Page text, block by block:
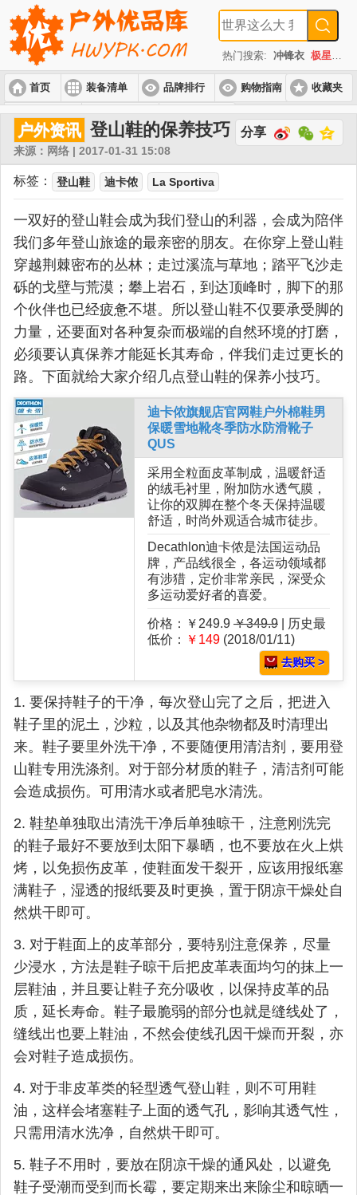
热门搜索: 冲锋衣 极星
首页 装备清单 品牌排行 购物指南
入门套装 进阶套装 高端套装
收藏夹
户外资讯 登山鞋的保养技巧 分享
来源：网络 | 2017-01-31 15:08
标签： 登山鞋 迪卡侬 La Sportiva
一双好的登山鞋会成为我们登山的利器，会成为陪伴
我们多年登山旅途的最亲密的朋友。在你穿上登山鞋
穿越荆棘密布的丛林；走过溪流与草地；踏平飞沙走
砾的戈壁与荒漠；攀上岩石，到达顶峰时，脚下的那
个伙伴也已经疲惫不堪。所以登山鞋不仅要承受脚的
力量，还要面对各种复杂而极端的自然环境的打磨，
必须要认真保养才能延长其寿命，伴我们走过更长的
路。下面就给大家介绍几点登山鞋的保养小技巧。
迪卡侬旗舰店官网鞋户外棉鞋男
保暖雪地靴冬季防水防滑靴子
QUS
采用全粒面皮革制成，温暖舒适
的绒毛衬里，附加防水透气膜，
让你的双脚在整个冬天保持温暖
舒适，时尚外观适合城市徒步。
Decathlon迪卡侬是法国运动品
牌，产品线很全，各运动领域都
有涉猎，定价非常亲民，深受众
多运动爱好者的喜爱。
价格：￥249.9 ￥349.9 | 历史最
低价：
￥149 (2018/01/11)
去购买 >
1. 要保持鞋子的干净，每次登山完了之后，把进入
鞋子里的泥土，沙粒，以及其他杂物都及时清理出
来。鞋子要里外洗干净，不要随便用清洁剂，要用登
山鞋专用洗涤剂。对于部分材质的鞋子，清洁剂可能
会造成损伤。可用清水或者肥皂水清洗。
2. ​鞋垫单独取出清洗干净后单独晾干，注意刚洗完
的鞋子最好不要放到太阳下暴晒，也不要放在火上烘
烤，以免损伤皮革，使鞋面发干裂开，应该用报纸塞
满鞋子，湿透的报纸要及时更换，置于阴凉干燥处自
然烘干即可。​
3. 对于鞋面上的皮革部分，要特别注意保养，尽量
少浸水，方法是鞋子晾干后把皮革表面均匀的抹上一
层鞋油，并且要让鞋子充分吸收，以保持皮革的品
质，延长寿命。鞋子最脆弱的部分也就是缝线处了，
缝线出也要上鞋油，不然会使线孔因干燥而开裂，亦
会对鞋子造成损伤。
4. 对于非皮革类的轻型透气登山鞋，则不可用鞋
油，这样会堵塞鞋子上面的透气孔，影响其透气性，
只需用清水洗净，自然烘干即可。
5. 鞋子不用时，要放在阴凉干燥的通风处，以避免
鞋子受潮而受到而长霉，要定期来出来除尘和晾晒一